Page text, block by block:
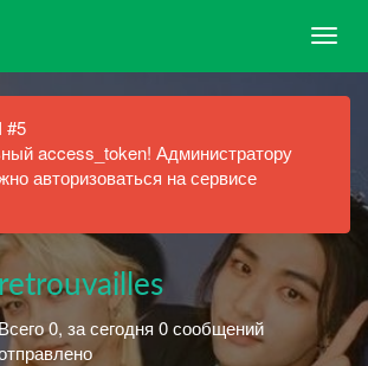
#5
access_token! Администратору
авторизоваться на сервисе
retrouvailles
0, за сегодня 0 сообщений